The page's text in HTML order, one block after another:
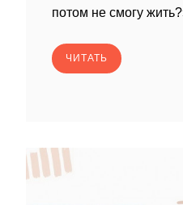
потом не смогу
ЧИТАТЬ